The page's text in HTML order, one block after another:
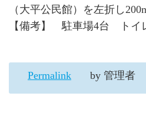
（大平公民館）を左折し
【備考】 駐車場4台 トイ
Permalink by 管理者